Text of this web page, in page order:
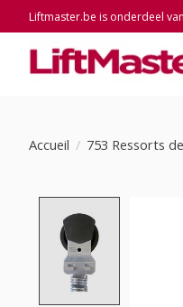
Liftmaster.be is onderdeel
Accueil / 753 Ressorts